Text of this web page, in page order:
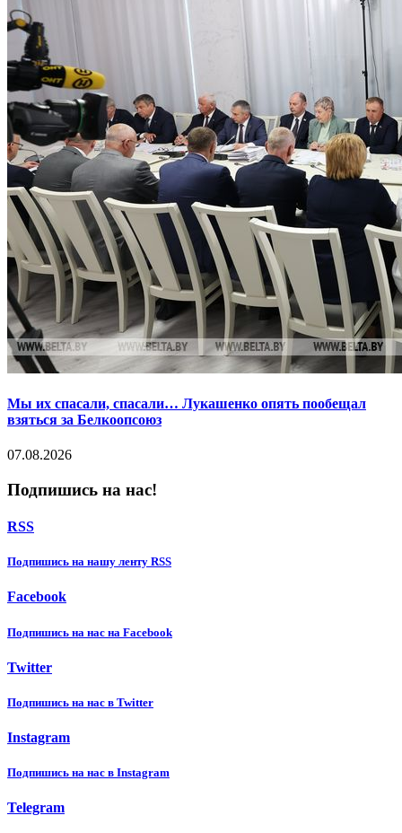
Мы их спасали, спасали… Лукашенко опять пообещал
взяться за Белкоопсоюз
07.08.2026
Подпишись на нас!
RSS
Подпишиcь на нашу ленту RSS
Facebook
Подпишиcь на нас на Facebook
Twitter
Подпишиcь на нас в Twitter
Instagram
Подпишиcь на нас в Instagram
Telegram